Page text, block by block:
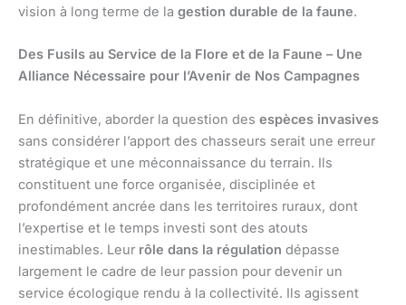
vision à long terme de la gestion durable de la faune.
Des Fusils au Service de la Flore et de la Faune – Une
Alliance Nécessaire pour l’Avenir de Nos Campagnes
En définitive, aborder la question des espèces invasives
sans considérer l’apport des chasseurs serait une erreur
stratégique et une méconnaissance du terrain. Ils
constituent une force organisée, disciplinée et
profondément ancrée dans les territoires ruraux, dont
l’expertise et le temps investi sont des atouts
inestimables. Leur rôle dans la régulation dépasse
largement le cadre de leur passion pour devenir un
service écologique rendu à la collectivité. Ils agissent